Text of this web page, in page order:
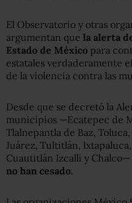
El Observatorio y otras
argumentan que la alerta
Estado de México para
estatales verdaderamente
de la violencia contra las
Desde que se decretó la
municipios —Ecatepec de
Tlalnepantla de Baz,
Juárez, Tultitlán,
Cuautitlán Izcalli y Chalco—
no han cesado.